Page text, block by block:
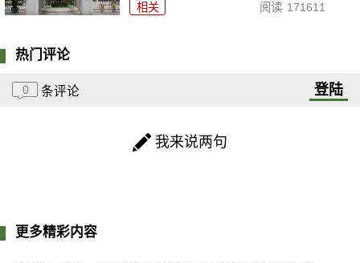
相关 阅读 171611
热门评论
0 条评论 登陆
我来说两句
更多精彩内容